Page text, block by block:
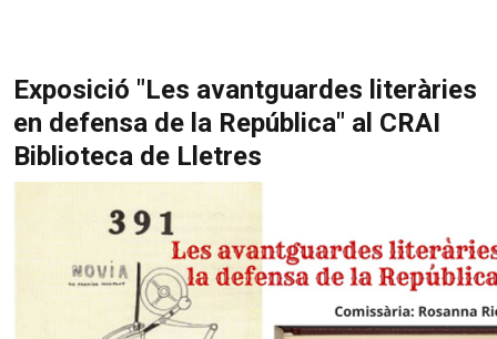
Exposició "Les avantguardes literàries
en defensa de la República" al CRAI
Biblioteca de Lletres